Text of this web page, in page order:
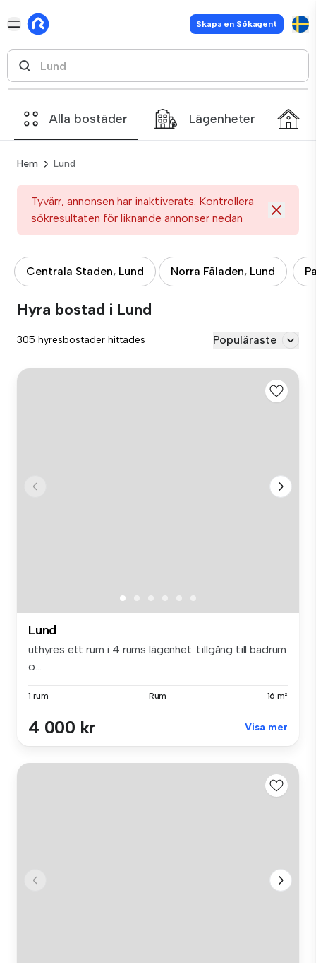
Skapa en Sökagent
Alla bostäder Lägenheter
Hem Lund
Tyvärr, annonsen har inaktiverats. Kontrollera
sökresultaten för liknande annonser nedan
Centrala Staden, Lund Norra Fäladen, Lund
Hyra bostad i Lund
305 hyresbostäder hittades Populäraste
Lund
uthyres ett rum i 4 rums lägenhet. tillgång till badrum
o...
1 rum Rum 16 m²
4 000 kr Visa mer